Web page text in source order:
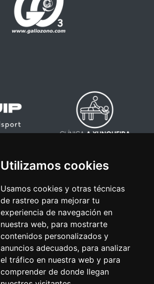
Utilizamos cookies
Usamos cookies y otras técnicas
de rastreo para mejorar tu
experiencia de navegación en
nuestra web, para mostrarte
contenidos personalizados y
anuncios adecuados, para analizar
el tráfico en nuestra web y para
comprender de donde llegan